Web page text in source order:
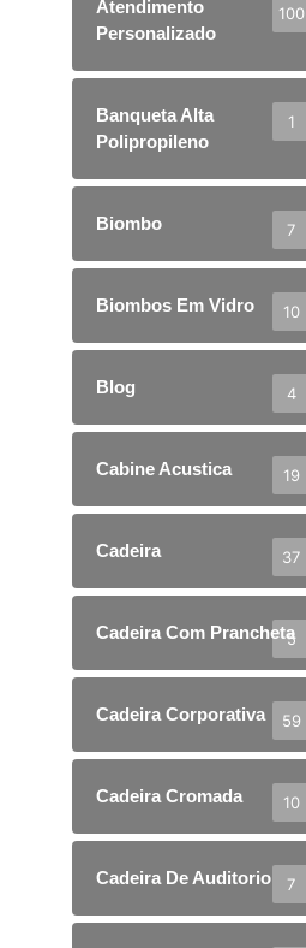
Atendimento
Personalizado
100
Banqueta Alta
Polipropileno
1
Biombo 7
Biombos Em Vidro 10
Blog 4
Cabine Acustica 19
Cadeira 37
Cadeira Com Prancheta
5
Cadeira Corporativa 59
Cadeira Cromada 10
Cadeira De Auditorio 7